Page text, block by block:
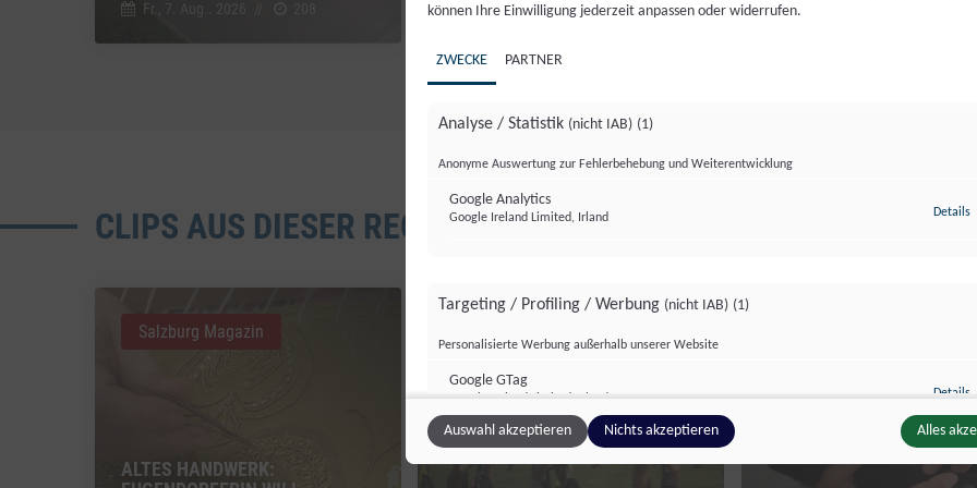
Fr., 7. Aug.. 2026 Fr., 7. Aug.. 2026 // 368 Di., 4. Aug.. 2026
CLIPS AUS DIESER REGION
ALTES HANDWERK:
Salzburg Magazin
können Ihre Einwilligung jederzeit anpassen oder widerrufen.
ZWECKE PARTNER
Analyse / Statistik (nicht IAB) (1)
Anonyme Auswertung zur Fehlerbehebung und Weiterentwicklung
Google Analytics
Google Ireland Limited, Irland Details
Targeting / Profiling / Werbung (nicht IAB) (1)
Personalisierte Werbung außerhalb unserer Website
Google GTag
Google Ireland Limited, Irland Details
Auswahl akzeptieren Nichts akzeptieren Alles